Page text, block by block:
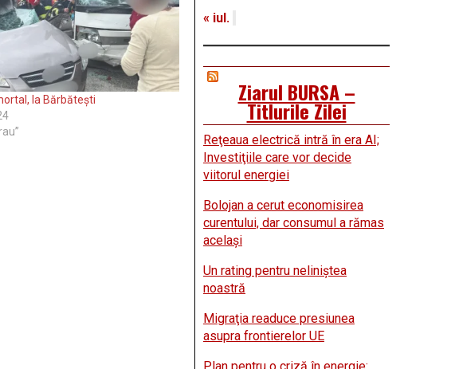
la Bărbătești
« iul.
Ziarul BURSA –
Titlurile Zilei
Reţeaua electrică intră în era AI;
Investiţiile care vor decide
viitorul energiei
Bolojan a cerut economisirea
curentului, dar consumul a rămas
acelaşi
Un rating pentru neliniştea
noastră
Migraţia readuce presiunea
asupra frontierelor UE